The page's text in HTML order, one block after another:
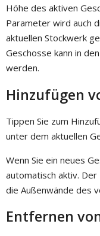
Höhe des aktiven
Parameter wird auch
aktuellen Stockwerk
Geschosse kann in den
werden.
Hinzufügen
Tippen Sie zum
unter dem aktuellen
Wenn Sie ein neues
automatisch aktiv.
die Außenwände des
Entfernen